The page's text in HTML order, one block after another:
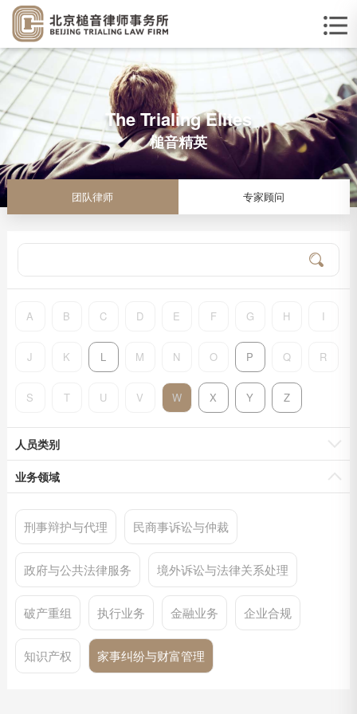
The Trialing Elites
槌音精英
团队律师 专家顾问
A B C D E F G H I
J K L M N O P Q R
S T U V W X Y Z
人员类别
业务领域
刑事辩护与代理 民商事诉讼与仲裁
政府与公共法律服务 境外诉讼与法律关系处理
破产重组 执行业务 金融业务 企业合规
知识产权 家事纠纷与财富管理